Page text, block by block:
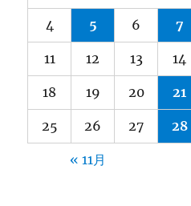
4 5 6 7
11 12 13 14
18 19 20 21
25 26 27 28
« 11月